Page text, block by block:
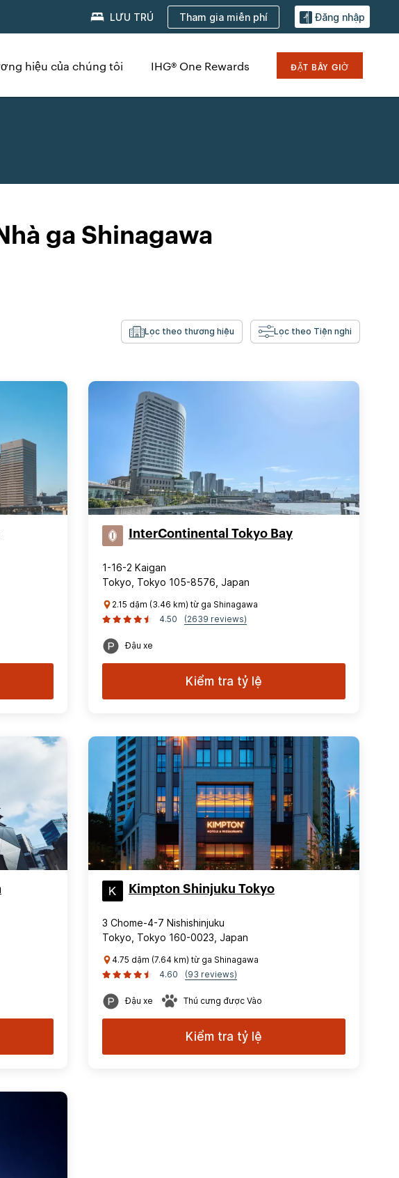
LƯU TRÚ Tham gia miễn phí Đăng nhập
hiệu của chúng tôi IHG® One Rewards ĐẶT BÂY GIỜ
ga Shinagawa
Lọc theo thương hiệu Lọc theo Tiện nghi
InterContinental Tokyo Bay
1-16-2 Kaigan
Tokyo, Tokyo 105-8576, Japan
2.15 dặm (3.46 km) từ ga Shinagawa
4.50
(2639 reviews)
Đậu xe
Kiểm tra tỷ lệ
Kimpton Shinjuku Tokyo
3 Chome-4-7 Nishishinjuku
Tokyo, Tokyo 160-0023, Japan
4.75 dặm (7.64 km) từ ga Shinagawa
4.60
(93 reviews)
Đậu xe Thú cưng được Vào
Kiểm tra tỷ lệ